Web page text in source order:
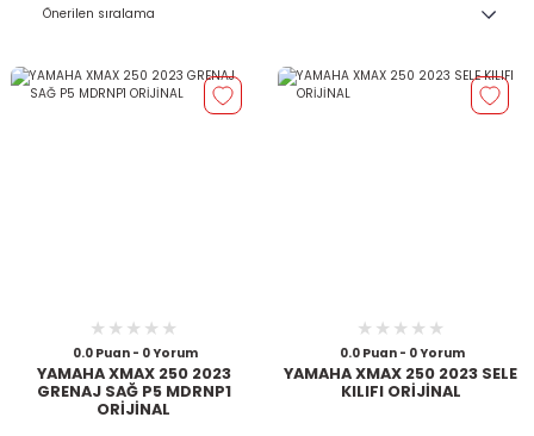
0.0 Puan - 0 Yorum
YAMAHA XMAX 250 2023
GRENAJ SAĞ P5 MDRNP1
ORİJİNAL
0.0 Puan - 0 Yorum
YAMAHA XMAX 250 2023 SELE
KILIFI ORİJİNAL